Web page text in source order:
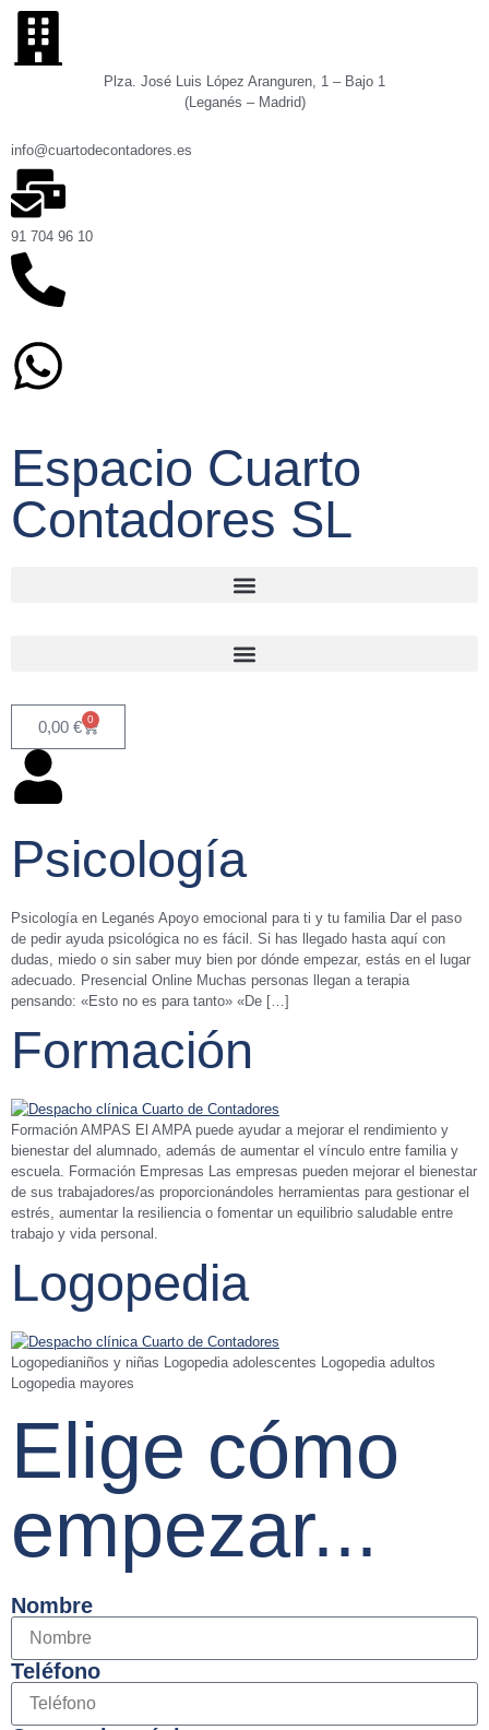
Plza. José Luis López Aranguren, 1 – Bajo 1
(Leganés – Madrid)
info@cuartodecontadores.es
91 704 96 10
Espacio Cuarto
Contadores SL
0,00 € 0
Psicología
Psicología en Leganés Apoyo emocional para ti y tu familia Dar el paso
de pedir ayuda psicológica no es fácil. Si has llegado hasta aquí con
dudas, miedo o sin saber muy bien por dónde empezar, estás en el lugar
adecuado. Presencial Online Muchas personas llegan a terapia
pensando: «Esto no es para tanto» «De […]
Formación
Formación AMPAS El AMPA puede ayudar a mejorar el rendimiento y
bienestar del alumnado, además de aumentar el vínculo entre familia y
escuela. Formación Empresas Las empresas pueden mejorar el bienestar
de sus trabajadores/as proporcionándoles herramientas para gestionar el
estrés, aumentar la resiliencia o fomentar un equilibrio saludable entre
trabajo y vida personal.
Logopedia
Logopedianiños y niñas Logopedia adolescentes Logopedia adultos
Logopedia mayores
Elige cómo
empezar...
Nombre
Teléfono